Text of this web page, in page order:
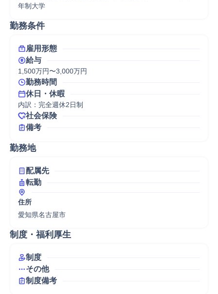
年制大学
勤務条件
雇用形態
給与
1,500万円〜3,000万円
勤務時間
休日・休暇
内訳：完全週休2日制
社会保険
備考
勤務地
配属先
転勤
住所
愛知県名古屋市
制度・福利厚生
制度
その他
制度備考